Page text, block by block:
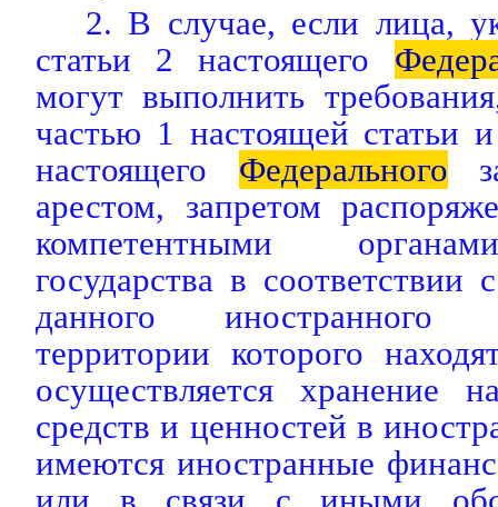
2. В случае, если лица,
статьи 2 настоящего
могут выполнить
частью 1 настоящей статьи
настоящего Федерального
арестом, запретом
компетентными
государства в соответствии
данного иностранного
территории которого
осуществляется хранение
средств и ценностей в
имеются иностранные